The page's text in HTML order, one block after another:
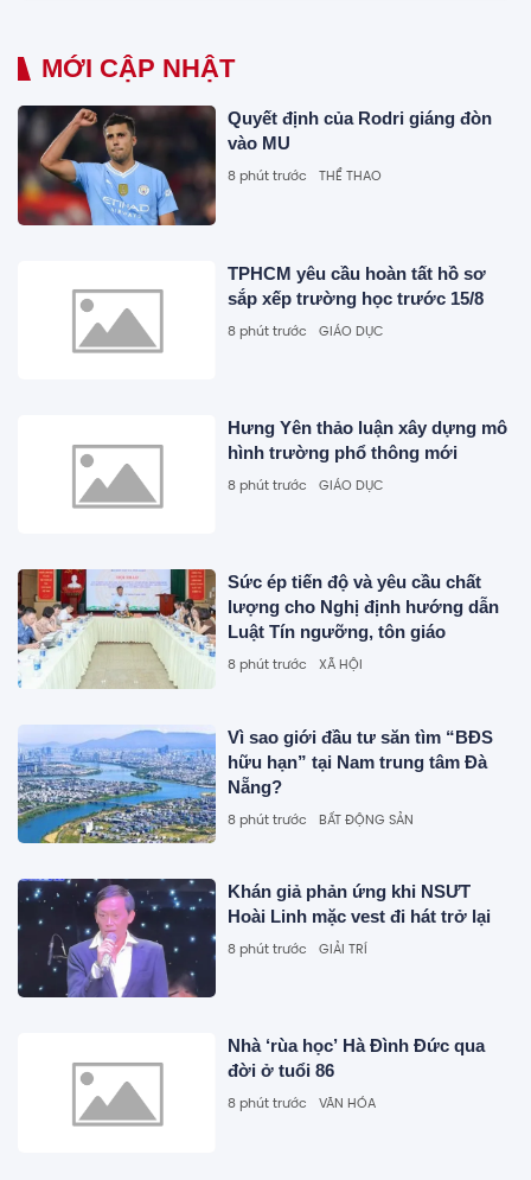
MỚI CẬP NHẬT
Quyết định của Rodri giáng đòn
vào MU
8 phút trước THỂ THAO
TPHCM yêu cầu hoàn tất hồ sơ
sắp xếp trường học trước 15/8
8 phút trước GIÁO DỤC
Hưng Yên thảo luận xây dựng mô
hình trường phổ thông mới
8 phút trước GIÁO DỤC
Sức ép tiến độ và yêu cầu chất
lượng cho Nghị định hướng dẫn
Luật Tín ngưỡng, tôn giáo
8 phút trước XÃ HỘI
Vì sao giới đầu tư săn tìm “BĐS
hữu hạn” tại Nam trung tâm Đà
Nẵng?
8 phút trước BẤT ĐỘNG SẢN
Khán giả phản ứng khi NSƯT
Hoài Linh mặc vest đi hát trở lại
8 phút trước GIẢI TRÍ
Nhà ‘rùa học’ Hà Đình Đức qua
đời ở tuổi 86
8 phút trước VĂN HÓA